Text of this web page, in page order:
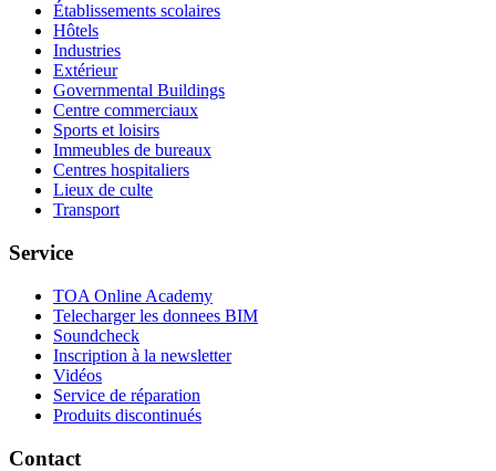
Établissements scolaires
Hôtels
Industries
Extérieur
Governmental Buildings
Centre commerciaux
Sports et loisirs
Immeubles de bureaux
Centres hospitaliers
Lieux de culte
Transport
Service
TOA Online Academy
Telecharger les donnees BIM
Soundcheck
Inscription à la newsletter
Vidéos
Service de réparation
Produits discontinués
Contact